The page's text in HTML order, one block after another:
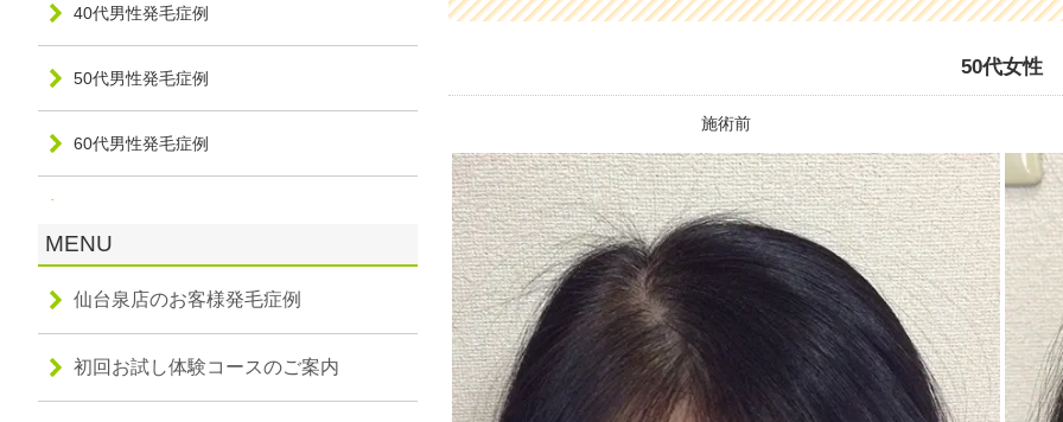
50代女性
施術前
40代男性発毛症例
50代男性発毛症例
60代男性発毛症例
40代女性発毛症例
50代女性発毛症例
MENU
仙台泉店のお客様発毛症例
初回お試し体験コースのご案内